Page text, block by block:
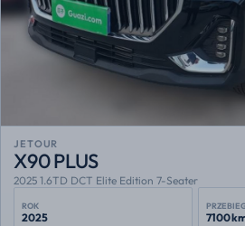
JETOUR
X90 PLUS
2025 1.6TD DCT Elite Edition 7-Seater
ROK
2025 7100